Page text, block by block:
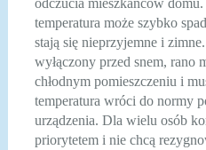
temperatura może szybko
stają się nieprzyjemne i
wyłączony przed snem, rano
chłodnym pomieszczeniu i
temperatura wróci do normy
urządzenia. Dla wielu osób
priorytetem i nie chcą